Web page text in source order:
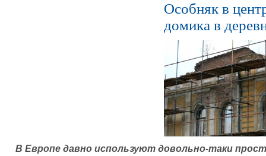
Особняк в
домика в
В Европе давно используют довольно-таки